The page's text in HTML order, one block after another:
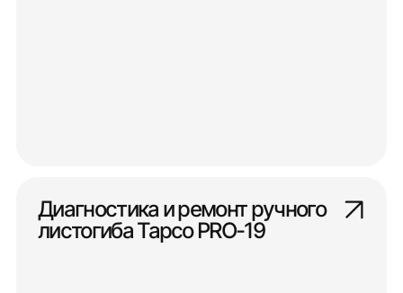
Диагностика и ремонт ручного
листогиба Tapco PRO-19